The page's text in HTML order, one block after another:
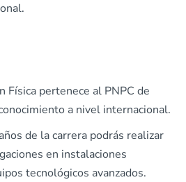
Física pertenece al PNPC de
a nivel internacional.
de la carrera podrás realizar
en instalaciones
tecnológicos avanzados.